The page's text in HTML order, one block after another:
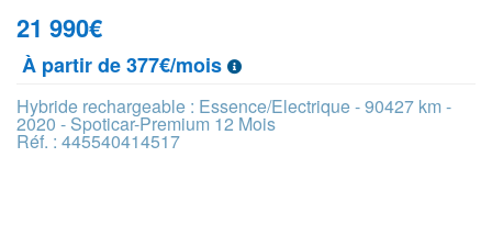
21 990€
À partir de 377€/mois
Hybride rechargeable : Essence/Electrique - 90427 km -
2020 - Spoticar-Premium 12 Mois
Réf. : 445540414517